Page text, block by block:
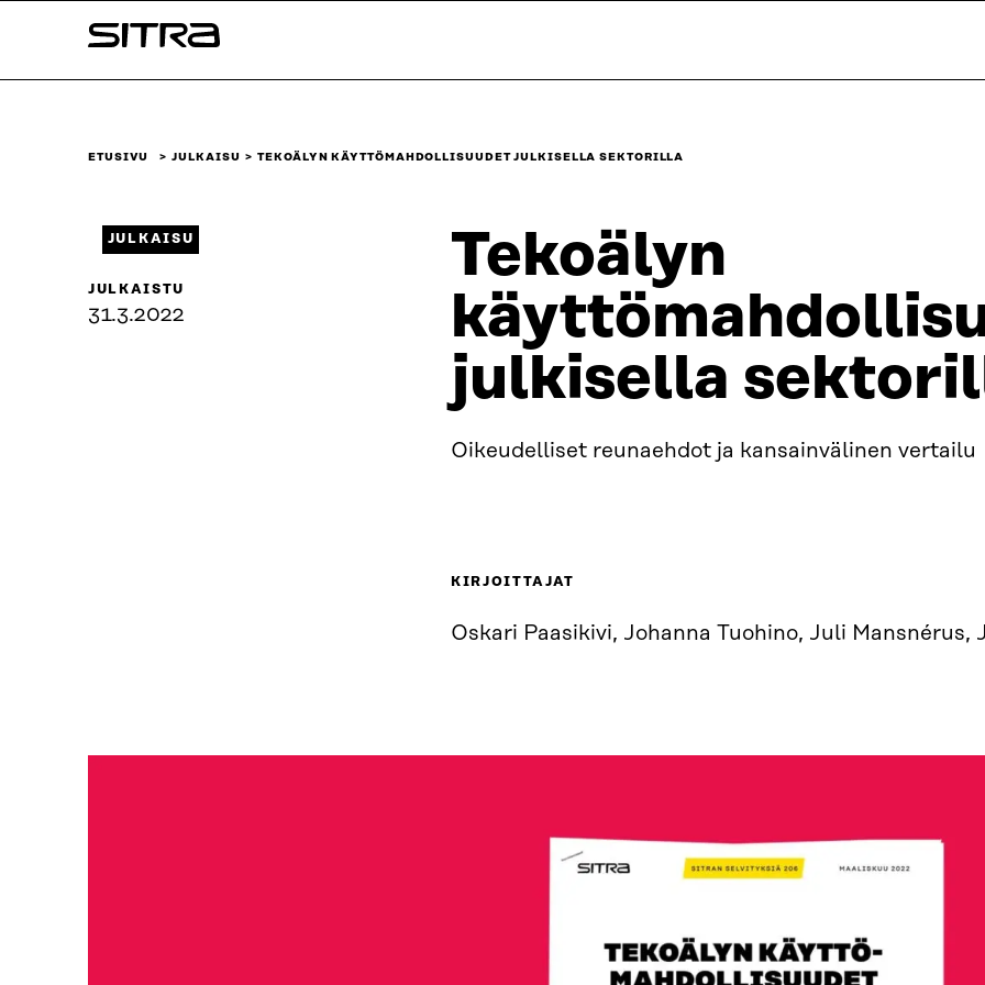
sisältöön
Sitra
ETUSIVU JULKAISU TEKOÄLYN KÄYTTÖMAHDOLLISUUDET JULKISELLA SEKTORILLA
Tekoälyn
julkisella
Oikeudelliset reunaehdot ja kansainvälinen vertailu
JULKAISU
JULKAISTU
31.3.2022
KIRJOITTAJAT
Oskari Paasikivi, Johanna Tuohino, Juli Mansnérus,